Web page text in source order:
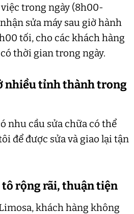
trong ngày (8h00-
sửa máy sau giờ hành
tối, cho các khách hàng
thời gian trong ngày.
nhiều tỉnh thành trong
nhu cầu sửa chữa có thể
để được sửa và giao lại tận
tô rộng rãi, thuận tiện
khách hàng không